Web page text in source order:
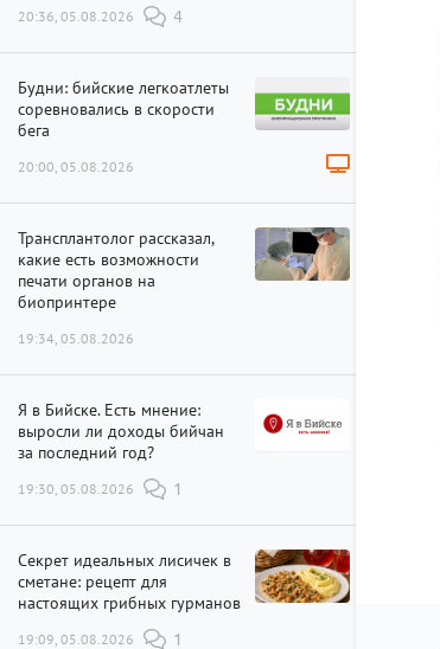
20:36, 05.08.2026 4
Будни: бийские легкоатлеты
соревновались в скорости
бега
20:00, 05.08.2026
Трансплантолог рассказал,
какие есть возможности
печати органов на
биопринтере
19:34, 05.08.2026
Я в Бийске. Есть мнение:
выросли ли доходы бийчан
за последний год?
19:30, 05.08.2026 1
Секрет идеальных лисичек в
сметане: рецепт для
настоящих грибных гурманов
19:09, 05.08.2026 1